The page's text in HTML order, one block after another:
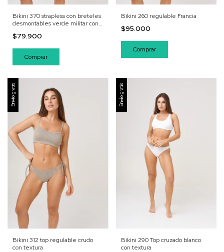
Bikini 370 strapless con breteles
desmontables verde militar con
$79.900
Comprar
Bikini 260 regulable Francia
$95.000
Comprar
Envío gratis
Bikini 312 top regulable crudo
con textura
Envío gratis
Bikini 290 Top cruzado blanco
con textura